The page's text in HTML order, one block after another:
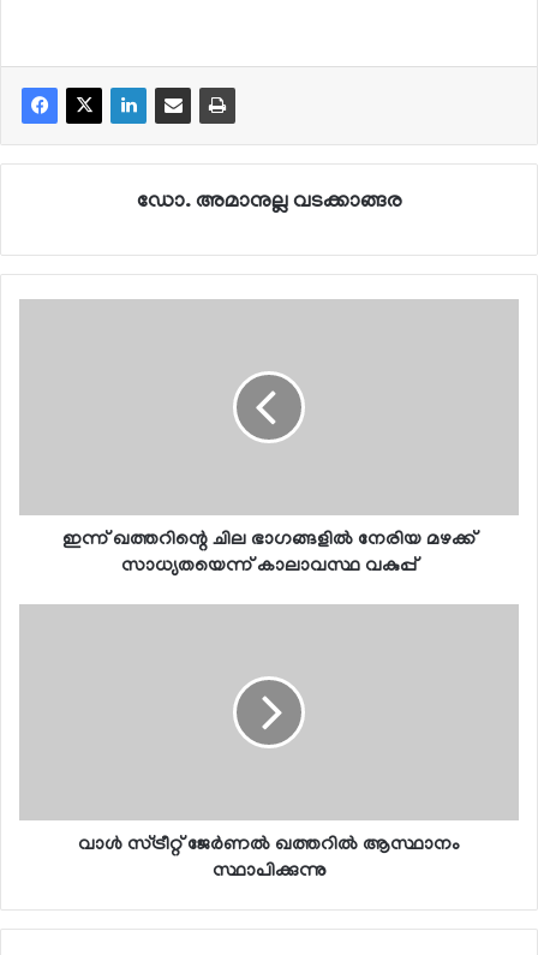
ഡോ. അമാനുല്ല വടക്കാങ്ങര
ഇന്ന് ഖത്തറിന്റെ ചില ഭാഗങ്ങളില്‍ നേരിയ മഴക്ക്
സാധ്യതയെന്ന് കാലാവസ്ഥ വകുപ്പ്
വാള്‍ സ്ട്രീറ്റ് ജേര്‍ണല്‍ ഖത്തറില്‍ ആസ്ഥാനം
സ്ഥാപിക്കുന്നു